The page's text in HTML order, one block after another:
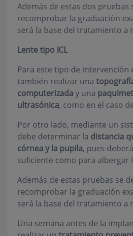
Además de estas dos pruebas
recomprobar la graduación
será la base del tratamiento a
Lente tipo ICL
Para este tipo de intervención
también realizar una
computerizada y una
ultrasónica, como en el caso
Por otro lado, mediante un
debe determinar la distancia
córnea y la pupila, pues
suficiente como para albergar
Además de estas pruebas se
recomprobar la graduación
será la base del tratamiento a
Una semana antes de la